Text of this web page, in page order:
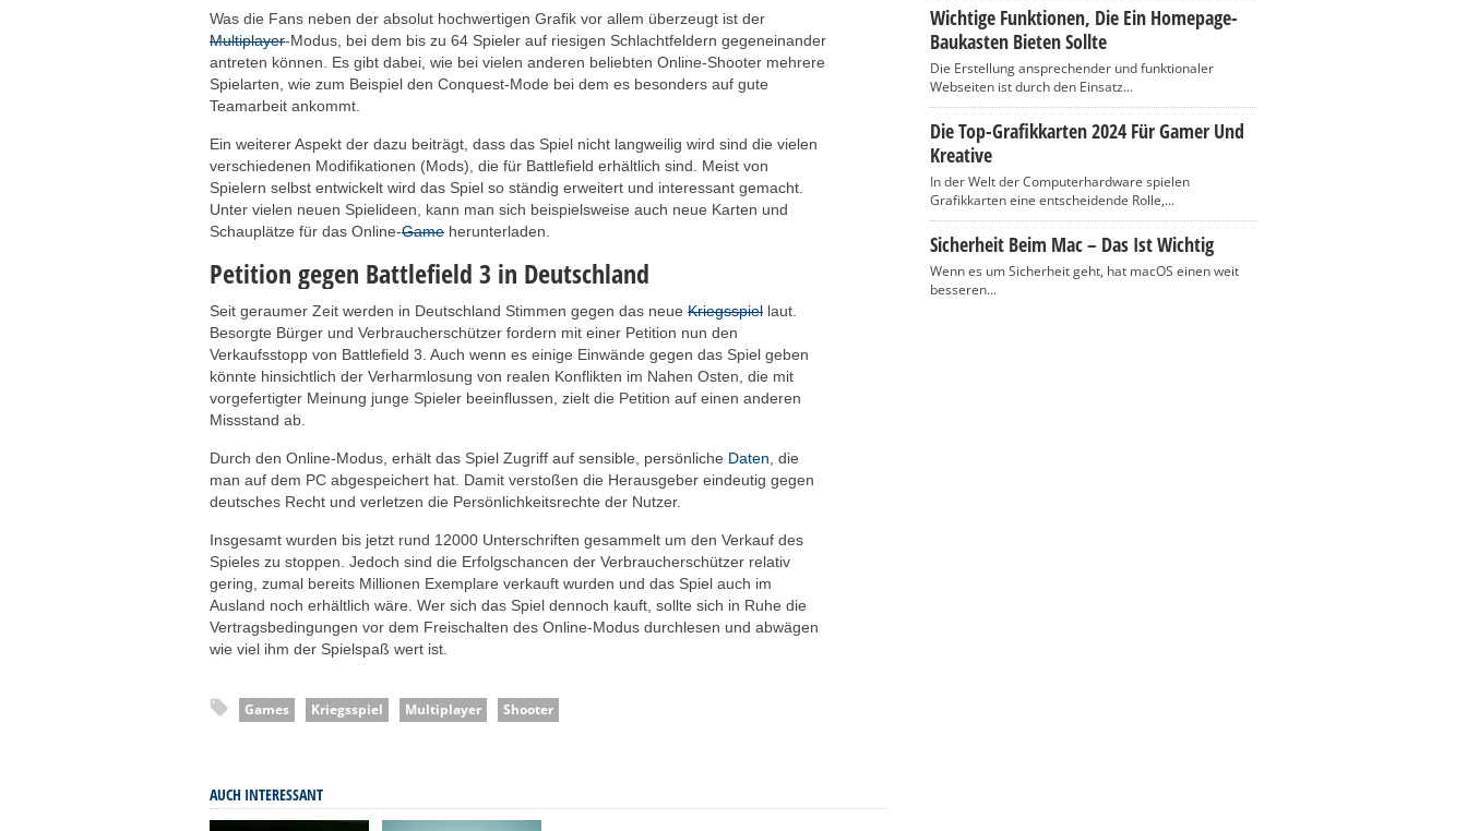
Was die Fans neben der absolut hochwertigen Grafik vor allem überzeugt ist der
Multiplayer-Modus, bei dem bis zu 64 Spieler auf riesigen Schlachtfeldern gegeneinander
antreten können. Es gibt dabei, wie bei vielen anderen beliebten Online-Shooter mehrere
Spielarten, wie zum Beispiel den Conquest-Mode bei dem es besonders auf gute
Teamarbeit ankommt.
Ein weiterer Aspekt der dazu beiträgt, dass das Spiel nicht langweilig wird sind die vielen
verschiedenen Modifikationen (Mods), die für Battlefield erhältlich sind. Meist von
Spielern selbst entwickelt wird das Spiel so ständig erweitert und interessant gemacht.
Unter vielen neuen Spielideen, kann man sich beispielsweise auch neue Karten und
Schauplätze für das Online-Game herunterladen.
Petition gegen Battlefield 3 in Deutschland
Seit geraumer Zeit werden in Deutschland Stimmen gegen das neue Kriegsspiel laut.
Besorgte Bürger und Verbraucherschützer fordern mit einer Petition nun den
Verkaufsstopp von Battlefield 3. Auch wenn es einige Einwände gegen das Spiel geben
könnte hinsichtlich der Verharmlosung von realen Konflikten im Nahen Osten, die mit
vorgefertigter Meinung junge Spieler beeinflussen, zielt die Petition auf einen anderen
Missstand ab.
Durch den Online-Modus, erhält das Spiel Zugriff auf sensible, persönliche Daten , die
man auf dem PC abgespeichert hat. Damit verstoßen die Herausgeber eindeutig gegen
deutsches Recht und verletzen die Persönlichkeitsrechte der Nutzer.
Insgesamt wurden bis jetzt rund 12000 Unterschriften gesammelt um den Verkauf des
Spieles zu stoppen. Jedoch sind die Erfolgschancen der Verbraucherschützer relativ
gering, zumal bereits Millionen Exemplare verkauft wurden und das Spiel auch im
Ausland noch erhältlich wäre. Wer sich das Spiel dennoch kauft, sollte sich in Ruhe die
Vertragsbedingungen vor dem Freischalten des Online-Modus durchlesen und abwägen
wie viel ihm der Spielspaß wert ist.
Games Kriegsspiel Multiplayer Shooter
AUCH INTERESSANT
Wichtige Funktionen, Die Ein Homepage-
Baukasten Bieten Sollte
Die Erstellung ansprechender und funktionaler
Webseiten ist durch den Einsatz...
Die Top-Grafikkarten 2024 Für Gamer Und
Kreative
In der Welt der Computerhardware spielen
Grafikkarten eine entscheidende Rolle,...
Sicherheit Beim Mac – Das Ist Wichtig
Wenn es um Sicherheit geht, hat macOS einen weit
besseren...